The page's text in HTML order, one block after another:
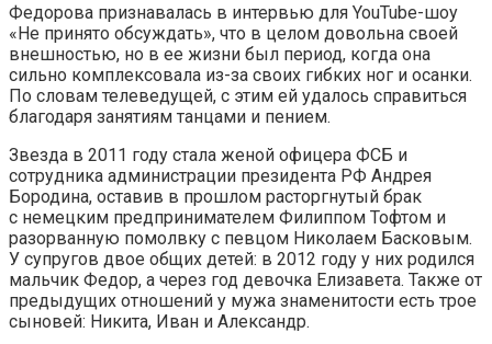
Федорова признавалась в интервью для YouTube-шоу
«Не принято обсуждать», что в целом довольна своей
внешностью, но в ее жизни был период, когда она
сильно комплексовала из-за своих гибких ног и осанки.
По словам телеведущей, с этим ей удалось справиться
благодаря занятиям танцами и пением.
Звезда в 2011 году стала женой офицера ФСБ и
сотрудника администрации президента РФ Андрея
Бородина, оставив в прошлом расторгнутый брак
с немецким предпринимателем Филиппом Тофтом и
разорванную помолвку с певцом Николаем Басковым.
У супругов двое общих детей: в 2012 году у них родился
мальчик Федор, а через год девочка Елизавета. Также от
предыдущих отношений у мужа знаменитости есть трое
сыновей: Никита, Иван и Александр.